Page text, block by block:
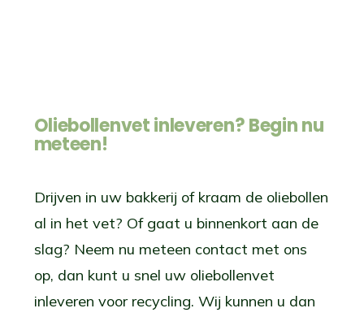
Oliebollenvet inleveren? Begin nu
meteen!
Drijven in uw bakkerij of kraam de oliebollen
al in het vet? Of gaat u binnenkort aan de
slag? Neem nu meteen contact met ons
op, dan kunt u snel uw oliebollenvet
inleveren voor recycling. Wij kunnen u dan